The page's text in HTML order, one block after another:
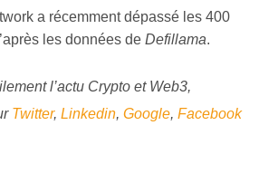
a récemment dépassé les 400
les données de Defillama.
l’actu Crypto et Web3,
Twitter, Linkedin, Google, Facebook